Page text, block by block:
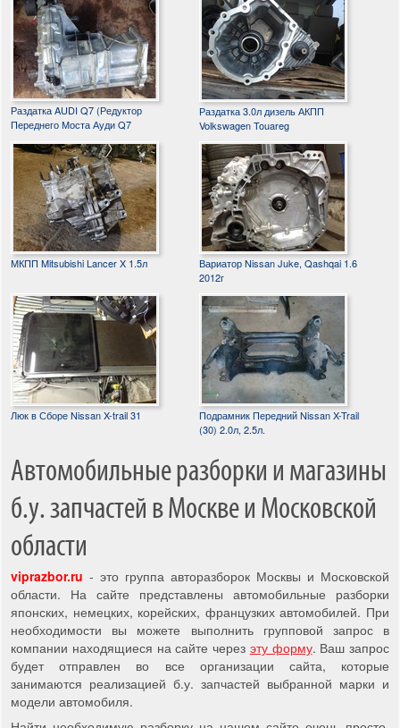
Раздатка AUDI Q7 (Редуктор
Переднего Моста Ауди Q7
Раздатка 3.0л дизель АКПП
Volkswagen Touareg
МКПП Mitsubishi Lancer X 1.5л
Вариатор Nissan Juke, Qashqai 1.6
2012г
Люк в Сборе Nissan X-trail 31
Подрамник Передний Nissan X-Trail
(30) 2.0л, 2.5л.
Автомобильные разборки и магазины
б.у. запчастей в Москве и Московской
области
viprazbor.ru - это группа авторазборок Москвы и Московской
области. На сайте представлены автомобильные разборки
японских, немецких, корейских, французких автомобилей. При
необходимости вы можете выполнить групповой запрос в
компании находящиеся на сайте через эту форму. Ваш запрос
будет отправлен во все организации сайта, которые
занимаются реализацией б.у. запчастей выбранной марки и
модели автомобиля.